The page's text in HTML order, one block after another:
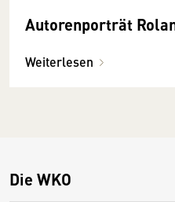
Autorenporträt
Weiterlesen
Die WKO